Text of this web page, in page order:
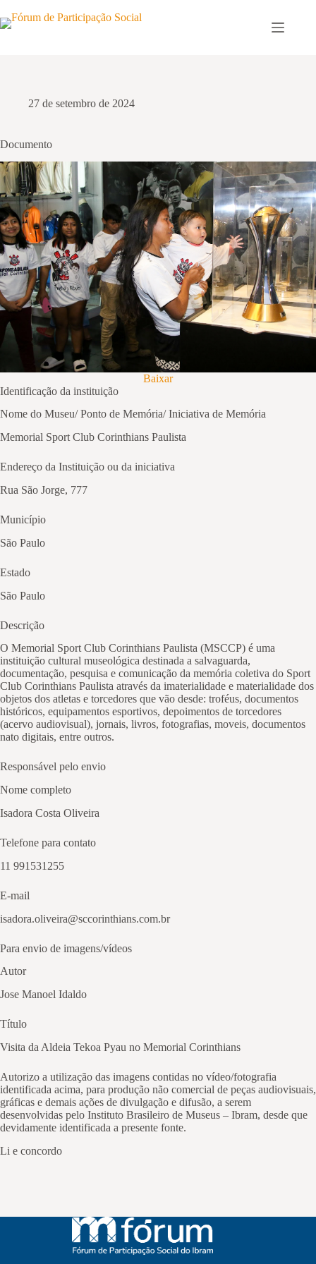
para
o
27 de setembro de 2024
Documento
Baixar
Identificação da instituição
Nome do Museu/ Ponto de Memória/ Iniciativa de Memória
Memorial Sport Club Corinthians Paulista
Endereço da Instituição ou da iniciativa
Rua São Jorge, 777
Município
São Paulo
Estado
São Paulo
Descrição
O Memorial Sport Club Corinthians Paulista (MSCCP) é uma
instituição cultural museológica destinada a salvaguarda,
documentação, pesquisa e comunicação da memória coletiva do Sport
Club Corinthians Paulista através da imaterialidade e materialidade dos
objetos dos atletas e torcedores que vão desde: troféus, documentos
históricos, equipamentos esportivos, depoimentos de torcedores
(acervo audiovisual), jornais, livros, fotografias, moveis, documentos
nato digitais, entre outros.
Responsável pelo envio
Nome completo
Isadora Costa Oliveira
Telefone para contato
11 991531255
E-mail
isadora.oliveira@sccorinthians.com.br
Para envio de imagens/vídeos
Autor
Jose Manoel Idaldo
Título
Visita da Aldeia Tekoa Pyau no Memorial Corinthians
Autorizo a utilização das imagens contidas no vídeo/fotografia
identificada acima, para produção não comercial de peças audiovisuais,
gráficas e demais ações de divulgação e difusão, a serem
desenvolvidas pelo Instituto Brasileiro de Museus – Ibram, desde que
devidamente identificada a presente fonte.
Li e concordo